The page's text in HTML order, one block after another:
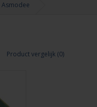
Asmodee
Product vergelijk (0)